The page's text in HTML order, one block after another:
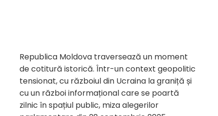
Republica Moldova traversează un moment
de cotitură istorică. Într-un context geopolitic
tensionat, cu războiul din Ucraina la graniță și
cu un război informațional care se poartă
zilnic în spațiul public, miza alegerilor